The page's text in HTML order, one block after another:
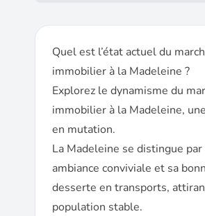
Quel est l’état actuel du
immobilier à la Madeleine ?
Explorez le dynamisme du
immobilier à la Madeleine,
en mutation.
La Madeleine se distingue par
ambiance conviviale et sa
desserte en transports,
population stable.